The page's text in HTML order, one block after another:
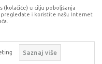
(kolačiće) u cilju poboljšanja
pregledate i koristite našu Internet
Saznaj više